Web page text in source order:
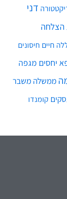
דני
הצלחה
חיים חיסונים
יחסים מגפה
ממשלה משבר
קומנדו